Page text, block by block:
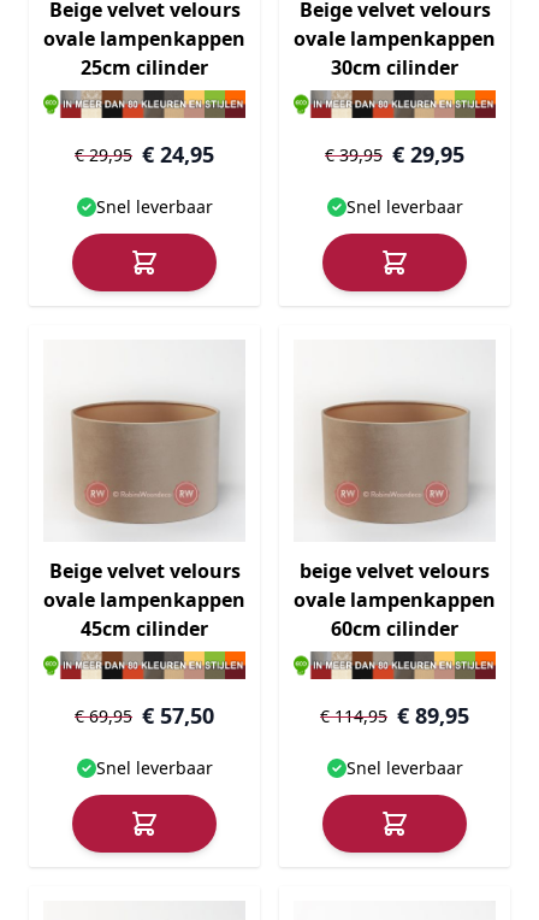
Beige velvet velours
ovale lampenkappen
25cm cilinder
€ 24,95
€ 29,95
Snel leverbaar
Beige velvet velours
ovale lampenkappen
30cm cilinder
€ 29,95
€ 39,95
Snel leverbaar
Beige velvet velours
ovale lampenkappen
45cm cilinder
€ 57,50
€ 69,95
Snel leverbaar
beige velvet velours
ovale lampenkappen
60cm cilinder
€ 89,95
€ 114,95
Snel leverbaar